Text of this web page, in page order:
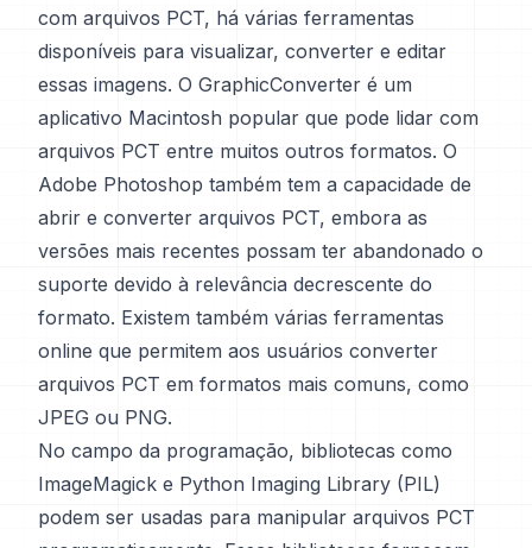
com arquivos PCT, há várias ferramentas
disponíveis para visualizar, converter e editar
essas imagens. O GraphicConverter é um
aplicativo Macintosh popular que pode lidar com
arquivos PCT entre muitos outros formatos. O
Adobe Photoshop também tem a capacidade de
abrir e converter arquivos PCT, embora as
versões mais recentes possam ter abandonado o
suporte devido à relevância decrescente do
formato. Existem também várias ferramentas
online que permitem aos usuários converter
arquivos PCT em formatos mais comuns, como
JPEG ou PNG.
No campo da programação, bibliotecas como
ImageMagick e Python Imaging Library (PIL)
podem ser usadas para manipular arquivos PCT